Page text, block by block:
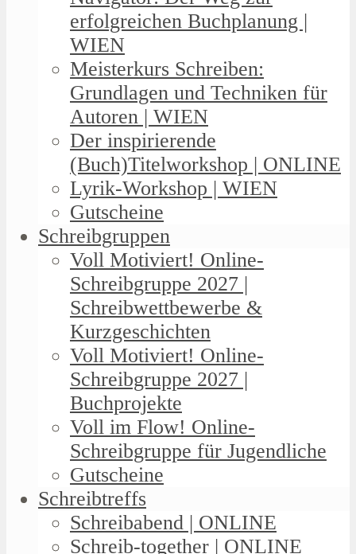
erfolgreichen Buchplanung |
WIEN
Meisterkurs Schreiben:
Grundlagen und Techniken für
Autoren | WIEN
Der inspirierende
(Buch)Titelworkshop | ONLINE
Lyrik-Workshop | WIEN
Gutscheine
Schreibgruppen
Voll Motiviert! Online-
Schreibgruppe 2027 |
Schreibwettbewerbe &
Kurzgeschichten
Voll Motiviert! Online-
Schreibgruppe 2027 |
Buchprojekte
Voll im Flow! Online-
Schreibgruppe für Jugendliche
Gutscheine
Schreibtreffs
Schreibabend | ONLINE
Schreib-together | ONLINE